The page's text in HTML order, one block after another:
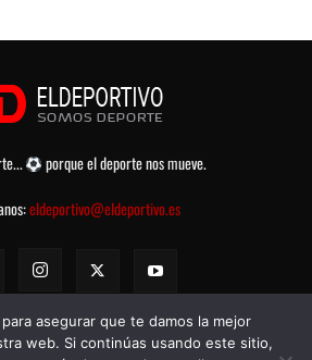
porque el deporte nos mueve.
eldeportivo@eldeportivo.es
asegurar que te damos la mejor
web. Si continúas usando este sitio,